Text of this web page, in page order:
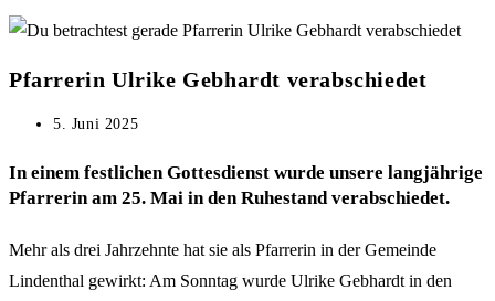
Pfarrerin Ulrike Gebhardt verabschiedet
Beitrag
5. Juni 2025
In einem festlichen Gottesdienst wurde unsere langjährige
Pfarrerin am 25. Mai in den Ruhestand verabschiedet.
Mehr als drei Jahrzehnte hat sie als Pfarrerin in der Gemeinde
Lindenthal gewirkt: Am Sonntag wurde Ulrike Gebhardt in den